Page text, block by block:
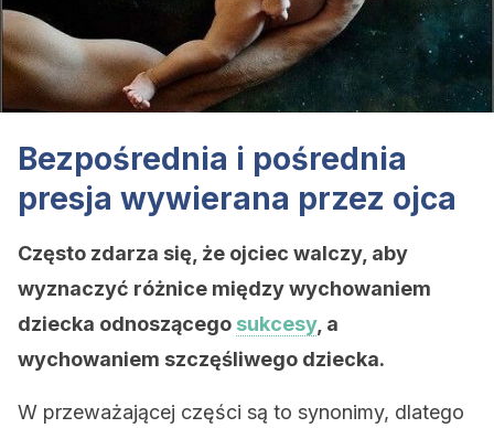
Bezpośrednia i pośrednia
presja wywierana przez ojca
Często zdarza się, że ojciec walczy, aby
wyznaczyć różnice między wychowaniem
dziecka odnoszącego sukcesy, a
wychowaniem szczęśliwego dziecka.
W przeważającej części są to synonimy, dlatego